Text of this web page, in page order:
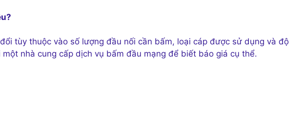
tùy thuộc vào số lượng đầu nối cần bấm, loại cáp được sử dụng và độ
nhà cung cấp dịch vụ bấm đầu mạng để biết báo giá cụ thể.